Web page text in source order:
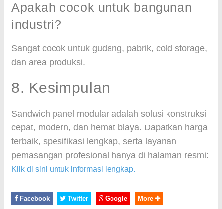
Apakah cocok untuk bangunan
industri?
Sangat cocok untuk gudang, pabrik, cold storage,
dan area produksi.
8. Kesimpulan
Sandwich panel modular adalah solusi konstruksi
cepat, modern, dan hemat biaya. Dapatkan harga
terbaik, spesifikasi lengkap, serta layanan
pemasangan profesional hanya di halaman resmi:
Klik di sini untuk informasi lengkap.
Facebook Twitter Google More